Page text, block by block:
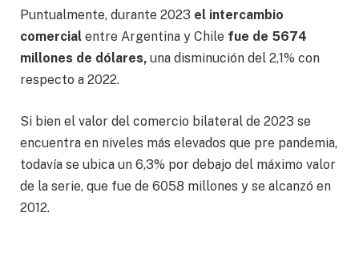
Puntualmente, durante 2023 el intercambio
comercial entre Argentina y Chile fue de 5674
millones de dólares, una disminución del 2,1% con
respecto a 2022.
Si bien el valor del comercio bilateral de 2023 se
encuentra en niveles más elevados que pre pandemia,
todavía se ubica un 6,3% por debajo del máximo valor
de la serie, que fue de 6058 millones y se alcanzó en
2012.